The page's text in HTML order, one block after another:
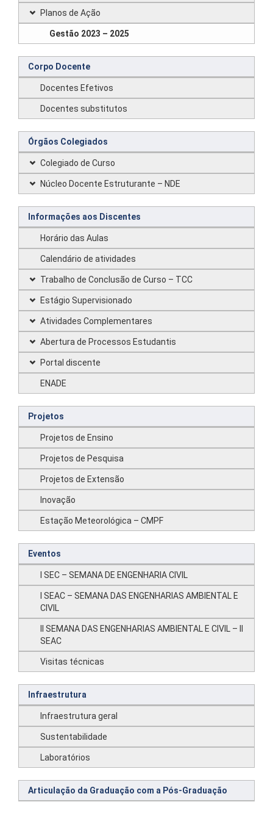
Planos de Ação
Gestão 2023 – 2025
Corpo Docente
Docentes Efetivos
Docentes substitutos
Órgãos Colegiados
Colegiado de Curso
Núcleo Docente Estruturante – NDE
Informações aos Discentes
Horário das Aulas
Calendário de atividades
Trabalho de Conclusão de Curso – TCC
Estágio Supervisionado
Atividades Complementares
Abertura de Processos Estudantis
Portal discente
ENADE
Projetos
Projetos de Ensino
Projetos de Pesquisa
Projetos de Extensão
Inovação
Estação Meteorológica – CMPF
Eventos
I SEC – SEMANA DE ENGENHARIA CIVIL
I SEAC – SEMANA DAS ENGENHARIAS AMBIENTAL E
CIVIL
II SEMANA DAS ENGENHARIAS AMBIENTAL E CIVIL – II
SEAC
Visitas técnicas
Infraestrutura
Infraestrutura geral
Sustentabilidade
Laboratórios
Articulação da Graduação com a Pós-Graduação